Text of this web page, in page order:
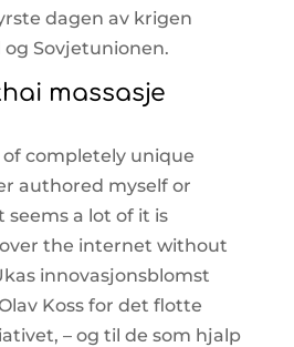
dagen av krigen
Sovjetunionen.
massasje
of completely unique
authored myself or
a lot of it is
the internet without
innovasjonsblomst
Koss for det flotte
– og til de som hjalp